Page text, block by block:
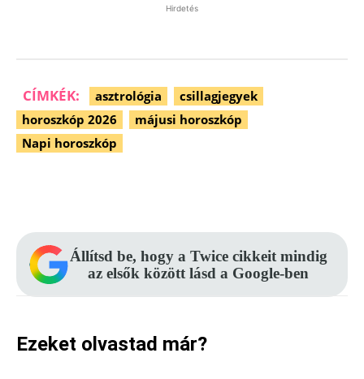
Hirdetés
CÍMKÉK: asztrológia
csillagjegyek
horoszkóp 2026
májusi horoszkóp
Napi horoszkóp
Állítsd be, hogy a Twice cikkeit mindig
az elsők között lásd a Google-ben
Ezeket olvastad már?